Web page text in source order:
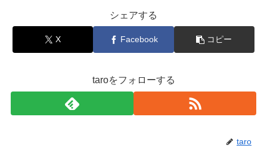
シェアする
X Facebook コピー
taroをフォローする
taro